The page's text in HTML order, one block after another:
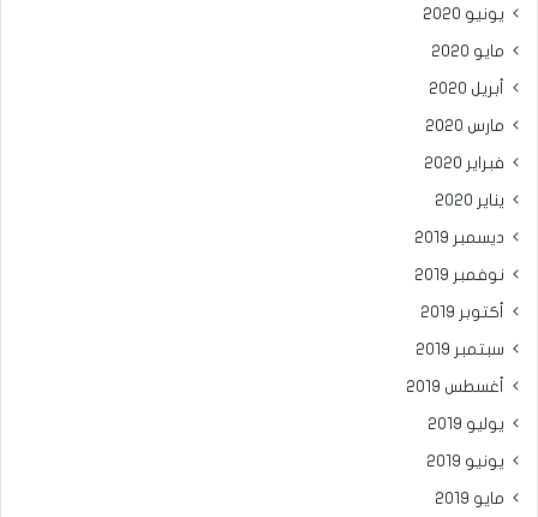
يونيو 2020
مايو 2020
أبريل 2020
مارس 2020
فبراير 2020
يناير 2020
ديسمبر 2019
نوفمبر 2019
أكتوبر 2019
سبتمبر 2019
أغسطس 2019
يوليو 2019
يونيو 2019
مايو 2019